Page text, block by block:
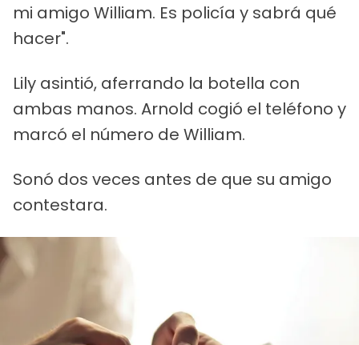
mi amigo William. Es policía y sabrá qué
hacer".
Lily asintió, aferrando la botella con
ambas manos. Arnold cogió el teléfono y
marcó el número de William.
Sonó dos veces antes de que su amigo
contestara.